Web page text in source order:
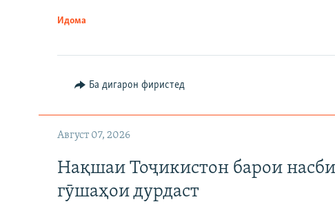
Идома
Ба дигарон фиристед
Август 07, 2026
Нақшаи Тоҷикистон барои
гӯшаҳои дурдаст